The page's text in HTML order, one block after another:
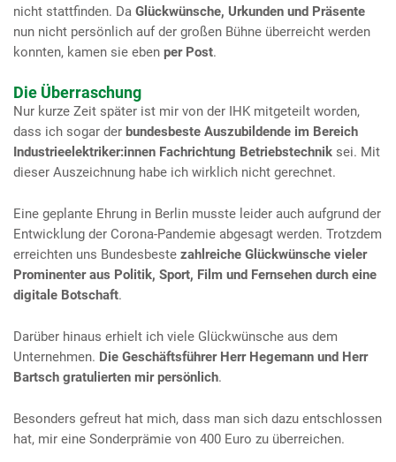
nicht stattfinden. Da Glückwünsche, Urkunden und Präsente
nun nicht persönlich auf der großen Bühne überreicht werden
konnten, kamen sie eben per Post.
Die Überraschung
Nur kurze Zeit später ist mir von der IHK mitgeteilt worden,
dass ich sogar der bundesbeste Auszubildende im Bereich
Industrieelektriker:innen Fachrichtung Betriebstechnik sei. Mit
dieser Auszeichnung habe ich wirklich nicht gerechnet.
Eine geplante Ehrung in Berlin musste leider auch aufgrund der
Entwicklung der Corona-Pandemie abgesagt werden. Trotzdem
erreichten uns Bundesbeste zahlreiche Glückwünsche vieler
Prominenter aus Politik, Sport, Film und Fernsehen durch eine
digitale Botschaft.
Darüber hinaus erhielt ich viele Glückwünsche aus dem
Unternehmen. Die Geschäftsführer Herr Hegemann und Herr
Bartsch gratulierten mir persönlich.
Besonders gefreut hat mich, dass man sich dazu entschlossen
hat, mir eine Sonderprämie von 400 Euro zu überreichen.